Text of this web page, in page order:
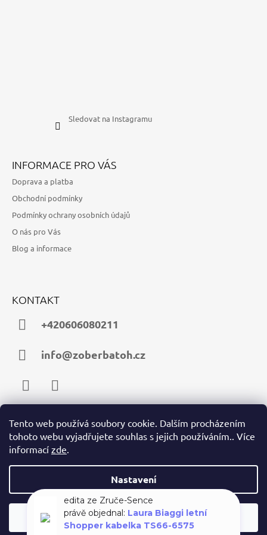
Tento web používá soubory cookie. Dalším procházením
tohoto webu vyjadřujete souhlas s jejich používáním.. Více
informací zde.
Nastavení
Souhlasím
Sledovat na Instagramu
INFORMACE PRO VÁS
Doprava a platba
Obchodní podmínky
Podmínky ochrany osobních údajů
O nás pro Vás
Blog a informace
KONTAKT
+420606080211
info@zoberbatoh.cz
FacebookInstagram
PŘIJÍMÁME ONLINE PLATBY
Vytvořil Shoptet
© 2026 zoberbatoh.cz. Všechna práva vyhrazena.